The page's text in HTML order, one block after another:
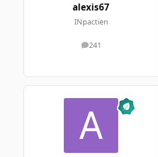
alexis67
INpactien
241
messages